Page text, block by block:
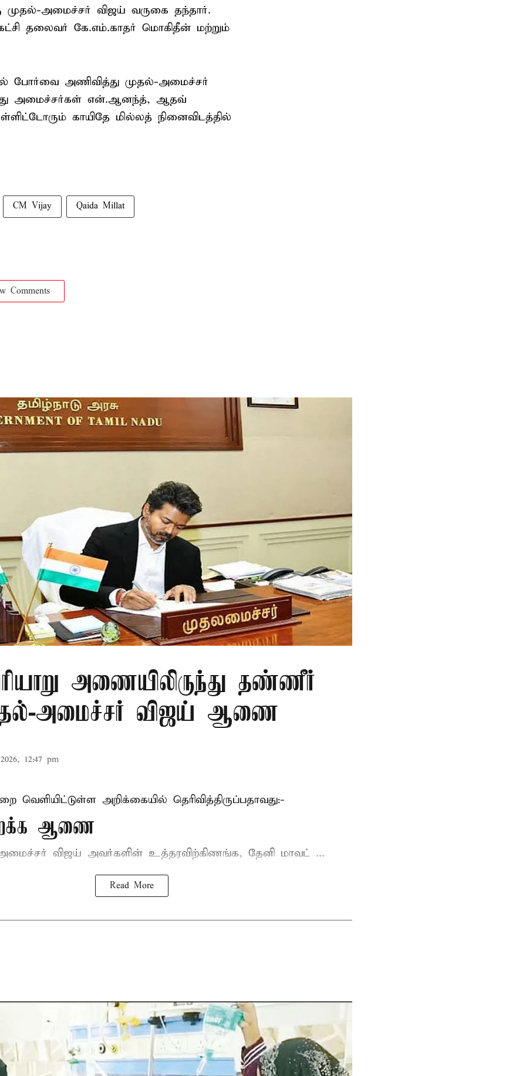
முதல்-அமைச்சர் விஜய் வருகை தந்தார்.
தலைவர் கே.எம்.காதர் மொகிதீன் மற்றும்
போர்வை அணிவித்து முதல்-அமைச்சர்
அமைச்சர்கள் என்.ஆனந்த், ஆதவ்
காயிதே மில்லத் நினைவிடத்தில்
CM Vijay Qaida Millat
Comments
அணையிலிருந்து தண்ணீர்
அமைச்சர் விஜய் ஆணை
12:47 pm
வெளியிட்டுள்ள அறிக்கையில் தெரிவித்திருப்பதாவது:-
ஆணை
விஜய் அவர்களின் உத்தரவிற்கிணங்க, தேனி மாவட் ...
Read More